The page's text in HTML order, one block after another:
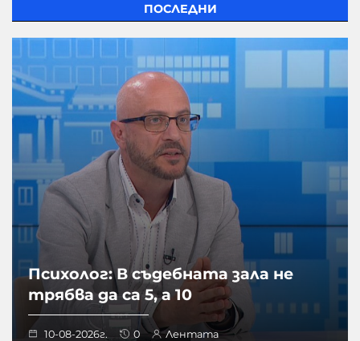
ПОСЛЕДНИ
Психолог: В съдебната зала не
трябва да са 5, а 10
10-08-2026г. 0 Лентата